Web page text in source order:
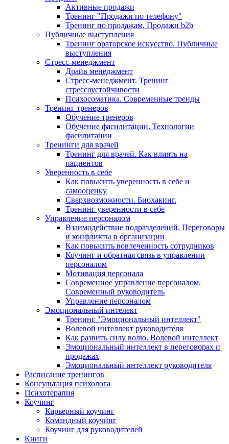
Активные продажи
Тренинг "Продажи по телефону"
Тренинг по продажам. Продажи b2b
Публичные выступления
Тренинг ораторское искусство. Публичные
выступления
Стресс-менеджмент
Драйв менеджмент
Стресс-менеджмент. Тренинг
стрессоустойчивости
Психосоматика. Современные тренды
Тренинг тренеров
Обучение тренеров
Обучение фасилитации. Технологии
фасилитации
Тренинги для врачей
Тренинг для врачей. Как влиять на
пациентов
Уверенность в себе
Как повысить уверенность в себе и
самооценку
Сверхвозможности. Биохакинг.
Тренинг уверенности в себе
Управление персоналом
Взаимодействие подразделений. Переговоры
и конфликты в организации
Как повысить вовлеченность сотрудников
Коучинг и обратная связь в управлении
персоналом
Мотивация персонала
Современное управление персоналом.
Современный руководитель
Управление персоналом
Эмоциональный интелект
Тренинг "Эмоциональный интеллект"
Волевой интеллект руководителя
Как развить силу волю. Волевой интеллект
Эмоциональный интеллект в переговорах и
продажах
Эмоциональный интеллект руководителя
Расписание тренингов
Консультация психолога
Психотерапия
Коучинг
Карьерный коучинг
Командный коучинг
Коучинг для руководителей
Книги